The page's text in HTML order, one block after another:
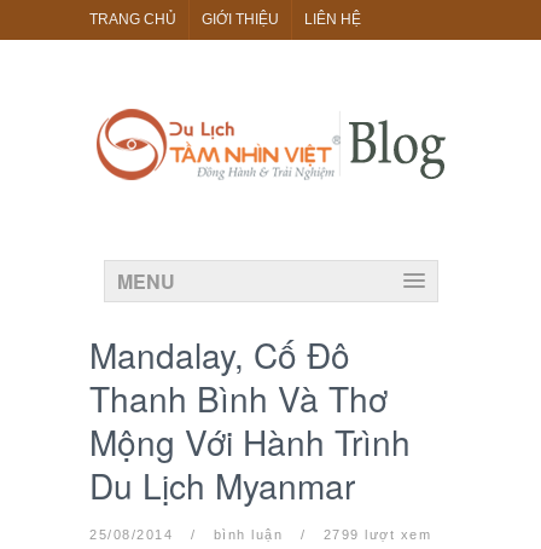
TRANG CHỦ GIỚI THIỆU LIÊN HỆ
MENU
Mandalay, Cố Đô
Thanh Bình Và Thơ
Mộng Với Hành Trình
Du Lịch Myanmar
25/08/2014 / bình luận / 2799 lượt xem